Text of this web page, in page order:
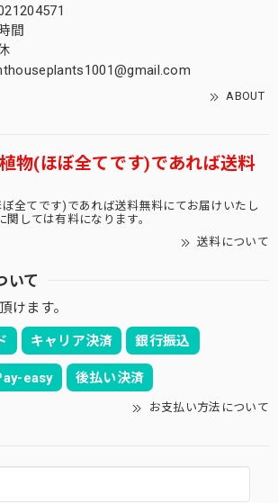
間
ABOUT
物(ほぼ全てです)であれば送料
全てです)であれば送料無料にてお届けいたし
関しては有料になります。
送料について
いて
けます。
キャリア決済 銀行振込
easy 後払い決済
お支払い方法について